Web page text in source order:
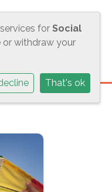
for Social
or withdraw your
That's ok